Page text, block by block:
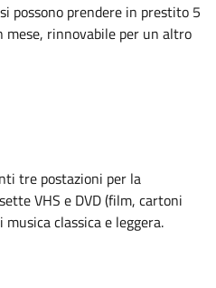
possono prendere in prestito 5
rinnovabile per un altro
tre postazioni per la
VHS e DVD (film, cartoni
classica e leggera.